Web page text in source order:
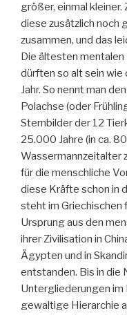
größer, einmal kleiner.
diese zusätzlich noch
zusammen, und das
Die ältesten
dürften so alt sein
Jahr. So nennt man
Polachse (oder
Sternbilder der 12
25.000 Jahre (in ca.
Wassermannzeitalter
für die menschliche
diese Kräfte schon in
steht im Griechischen
Ursprung aus den
ihrer Zivilisation in
Ägypten und in
entstanden. Bis in die
Untergliederungen im
gewaltige Hierarchie